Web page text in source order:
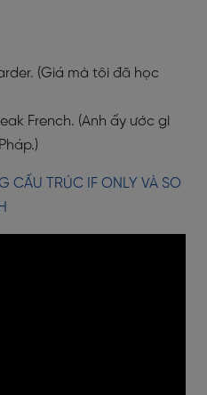
(Giá mà tôi đã học
French. (Anh ấy ước gì
CẤU TRÚC IF ONLY VÀ SO